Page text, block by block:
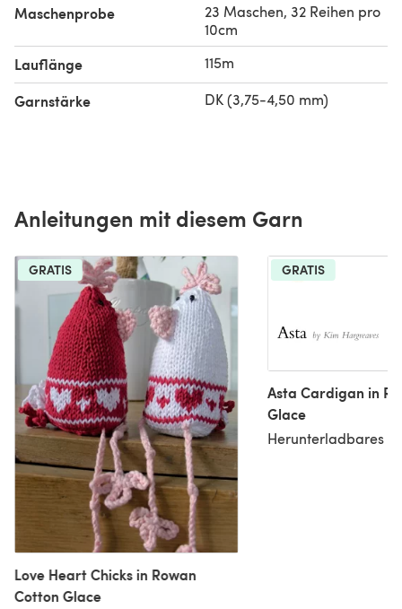
Maschenprobe
23 Maschen, 32 Reihen pro
10cm
Lauflänge 115m
Garnstärke DK (3,75-4,50 mm)
Anleitungen mit diesem Garn
GRATIS
Love Heart Chicks in Rowan
Cotton Glace
GRATIS
Asta Cardigan in
Glace
Herunterladbares